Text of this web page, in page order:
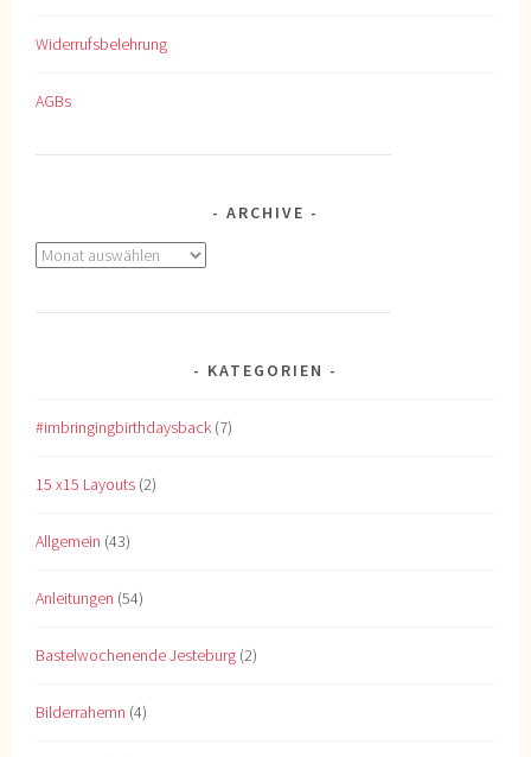
Widerrufsbelehrung
AGBs
ARCHIVE
Archive
KATEGORIEN
#imbringingbirthdaysback (7)
15 x15 Layouts (2)
Allgemein (43)
Anleitungen (54)
Bastelwochenende Jesteburg (2)
Bilderrahemn (4)